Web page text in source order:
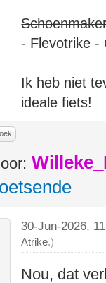
- Flevotrike -
Ik heb niet
ideale fiets!
30-Jun-2026,
Atrike.)
Nou, dat